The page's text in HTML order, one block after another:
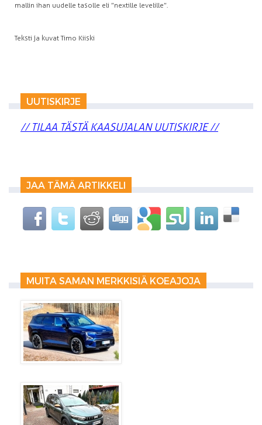
mallin ihan uudelle tasolle eli ”nextille levelille”.
Teksti ja kuvat Timo Kiiski
UUTISKIRJE
// TILAA TÄSTÄ KAASUJALAN UUTISKIRJE //
JAA TÄMÄ ARTIKKELI
MUITA SAMAN MERKKISIÄ KOEAJOJA